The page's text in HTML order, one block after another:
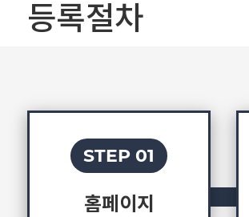
등록절차
STEP 01
홈페이지